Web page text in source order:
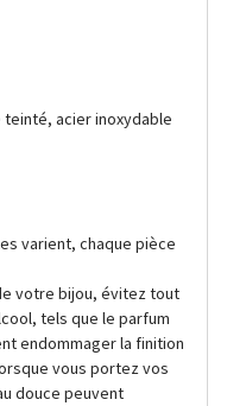
acier inoxydable
varient, chaque pièce
votre bijou, évitez tout
tels que le parfum
endommager la finition
vous portez vos
douce peuvent